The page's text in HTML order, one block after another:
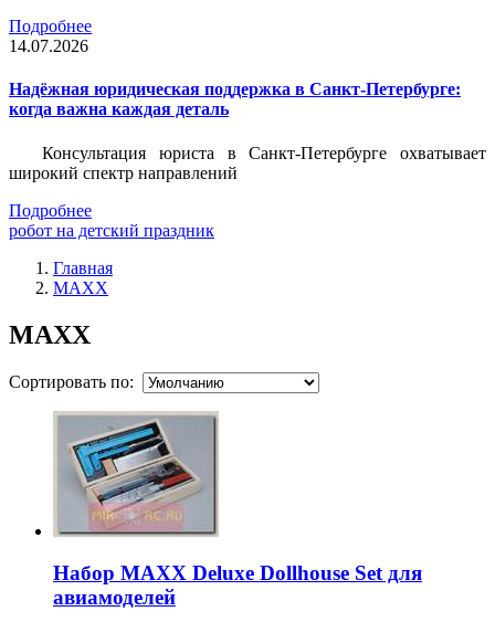
Подробнее
14.07.2026
Надёжная юридическая поддержка в Санкт-Петербурге:
когда важна каждая деталь
Консультация юриста в Санкт-Петербурге охватывает
широкий спектр направлений
Подробнее
робот на детский праздник
Главная
MAXX
MAXX
Сортировать по:
Набор MAXX Deluxe Dollhouse Set для
авиамоделей